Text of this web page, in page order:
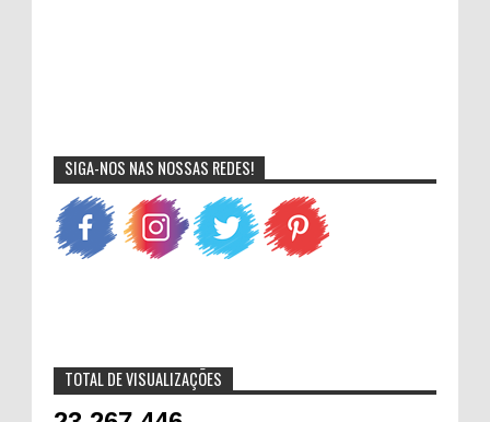
SIGA-NOS NAS NOSSAS REDES!
TOTAL DE VISUALIZAÇÕES